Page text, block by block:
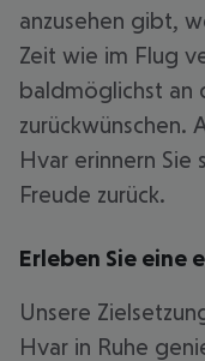
anzusehen gibt,
Zeit wie im Flug
baldmöglichst an
zurückwünschen.
Hvar erinnern
Freude zurück.
Erleben Sie eine
Unsere
Hvar in Ruhe